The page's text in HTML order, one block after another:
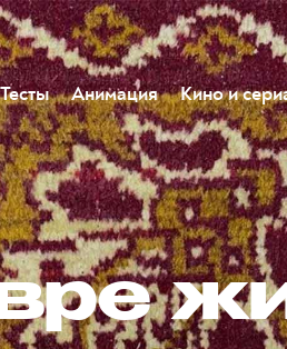
Тесты Анимация Кино и